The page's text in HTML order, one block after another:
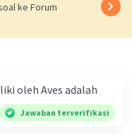
ke Forum
oleh Aves adalah
Jawaban terverifikasi